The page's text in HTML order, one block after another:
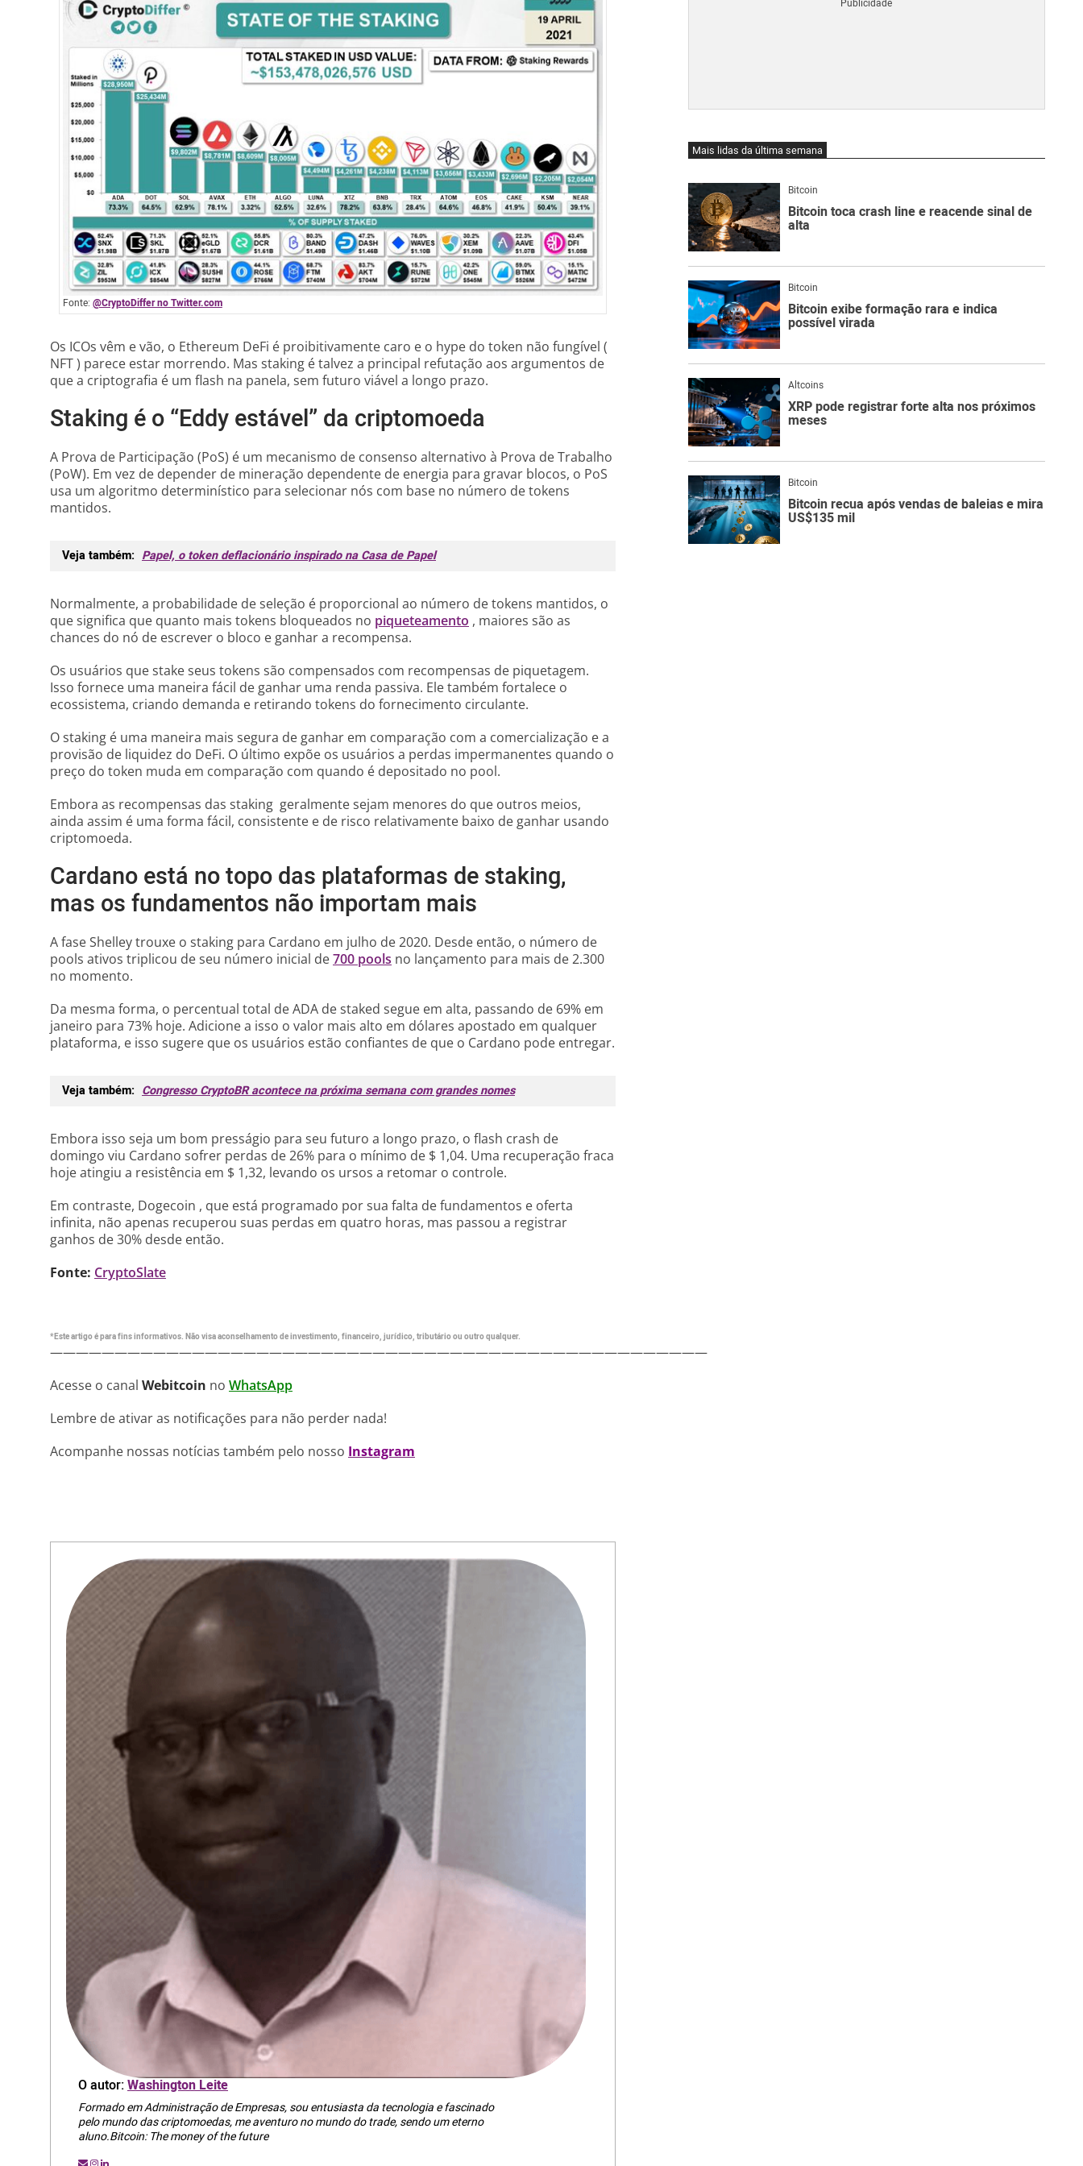
Fonte: @CryptoDiffer no Twitter.com
Os ICOs vêm e vão, o Ethereum DeFi é proibitivamente caro e o hype do token não fungível (
NFT ) parece estar morrendo. Mas staking é talvez a principal refutação aos argumentos de
que a criptografia é um flash na panela, sem futuro viável a longo prazo.
Staking é o “Eddy estável” da criptomoeda
A Prova de Participação (PoS) é um mecanismo de consenso alternativo à Prova de Trabalho
(PoW). Em vez de depender de mineração dependente de energia para gravar blocos, o PoS
usa um algoritmo determinístico para selecionar nós com base no número de tokens
mantidos.
Veja também: Papel, o token deflacionário inspirado na Casa de Papel
Normalmente, a probabilidade de seleção é proporcional ao número de tokens mantidos, o
que significa que quanto mais tokens bloqueados no piqueteamento , maiores são as
chances do nó de escrever o bloco e ganhar a recompensa.
Os usuários que stake seus tokens são compensados ​​com recompensas de piquetagem.
Isso fornece uma maneira fácil de ganhar uma renda passiva. Ele também fortalece o
ecossistema, criando demanda e retirando tokens do fornecimento circulante.
O staking é uma maneira mais segura de ganhar em comparação com a comercialização e a
provisão de liquidez do DeFi. O último expõe os usuários a perdas impermanentes quando o
preço do token muda em comparação com quando é depositado no pool.
Embora as recompensas das staking geralmente sejam menores do que outros meios,
ainda assim é uma forma fácil, consistente e de risco relativamente baixo de ganhar usando
criptomoeda.
Cardano está no topo das plataformas de staking,
mas os fundamentos não importam mais
A fase Shelley trouxe o staking para Cardano em julho de 2020. Desde então, o número de
pools ativos triplicou de seu número inicial de700 pools no lançamento para mais de 2.300
no momento.
Da mesma forma, o percentual total de ADA de staked segue em alta, passando de 69% em
janeiro para 73% hoje. Adicione a isso o valor mais alto em dólares apostado em qualquer
plataforma, e isso sugere que os usuários estão confiantes de que o Cardano pode entregar.
Veja também: Congresso CryptoBR acontece na próxima semana com grandes nomes
Embora isso seja um bom presságio para seu futuro a longo prazo, o flash crash de
domingo viu Cardano sofrer perdas de 26% para o mínimo de $ 1,04. Uma recuperação fraca
hoje atingiu a resistência em $ 1,32, levando os ursos a retomar o controle.
Em contraste, Dogecoin , que está programado por sua falta de fundamentos e oferta
infinita, não apenas recuperou suas perdas em quatro horas, mas passou a registrar
ganhos de 30% desde então.
Fonte: CryptoSlate
*Este artigo é para fins informativos. Não visa aconselhamento de investimento, financeiro, jurídico, tributário ou outro qualquer.
———————————————————————————————————————————————————
Acesse o canal Webitcoin no WhatsApp
Lembre de ativar as notificações para não perder nada!
Acompanhe nossas notícias também pelo nosso Instagram
O autor:Washington Leite
Formado em Administração de Empresas, sou entusiasta da tecnologia e fascinado
pelo mundo das criptomoedas, me aventuro no mundo do trade, sendo um eterno
aluno.Bitcoin: The money of the future
Mais lidas da última semana
Bitcoin
Bitcoin toca crash line e reacende sinal de
alta
Bitcoin
Bitcoin exibe formação rara e indica
possível virada
Altcoins
XRP pode registrar forte alta nos próximos
meses
Bitcoin
Bitcoin recua após vendas de baleias e mira
US$135 mil